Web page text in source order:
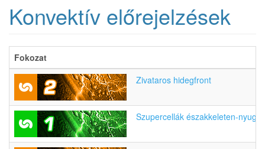
Konvektív előrejelzések
Fokozat
Zivataros hidegfront
Szupercellák északkeleten-